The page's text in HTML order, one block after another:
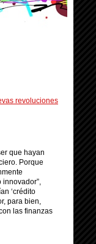
revoluciones
que hayan
Porque
innovador”,
‘crédito
para bien,
las finanzas